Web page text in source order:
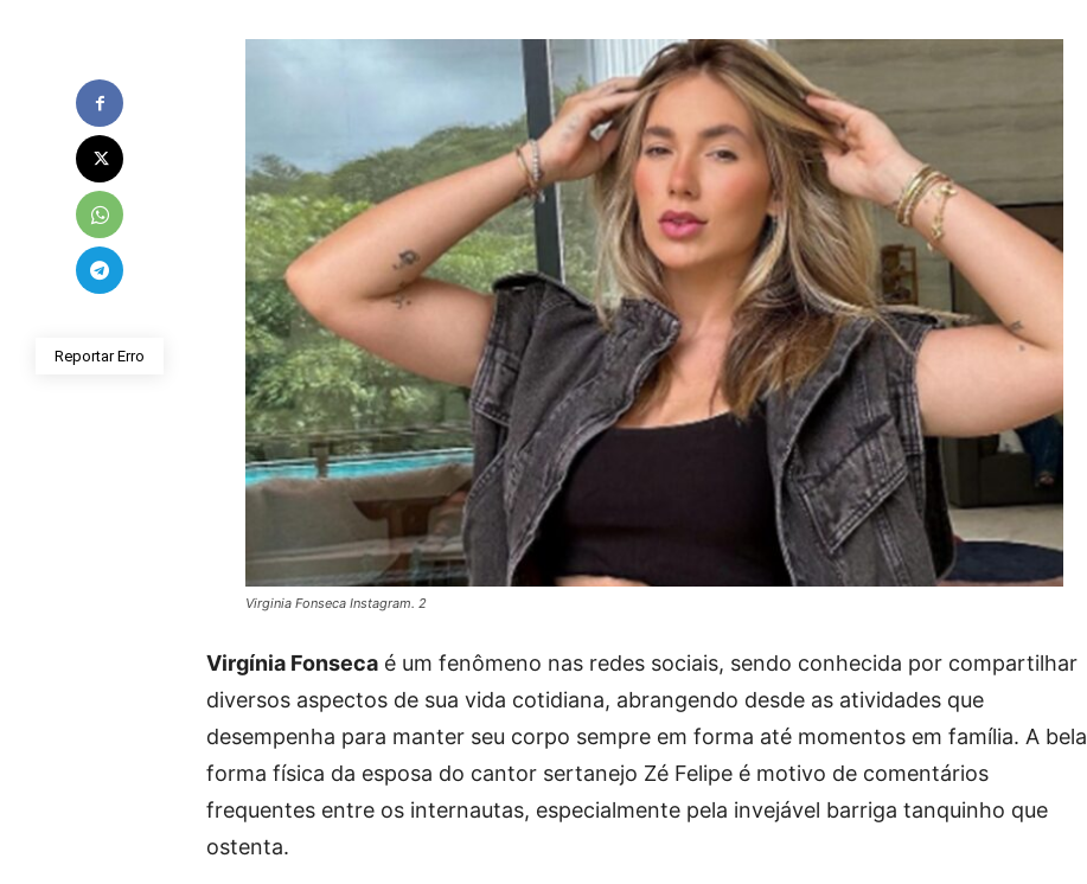
Reportar Erro
Virginia Fonseca Instagram. 2
Virgínia Fonseca é um fenômeno nas redes sociais, sendo conhecida por compartilhar
diversos aspectos de sua vida cotidiana, abrangendo desde as atividades que
desempenha para manter seu corpo sempre em forma até momentos em família. A bela
forma física da esposa do cantor sertanejo Zé Felipe é motivo de comentários
frequentes entre os internautas, especialmente pela invejável barriga tanquinho que
ostenta.